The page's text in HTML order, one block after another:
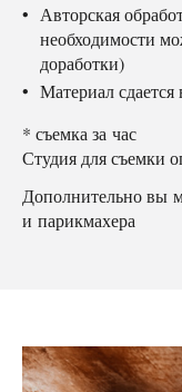
Авторская
необходимости
доработки)
Материал
* съемка за час
Студия для съемки
Дополнительно вы
и парикмахера